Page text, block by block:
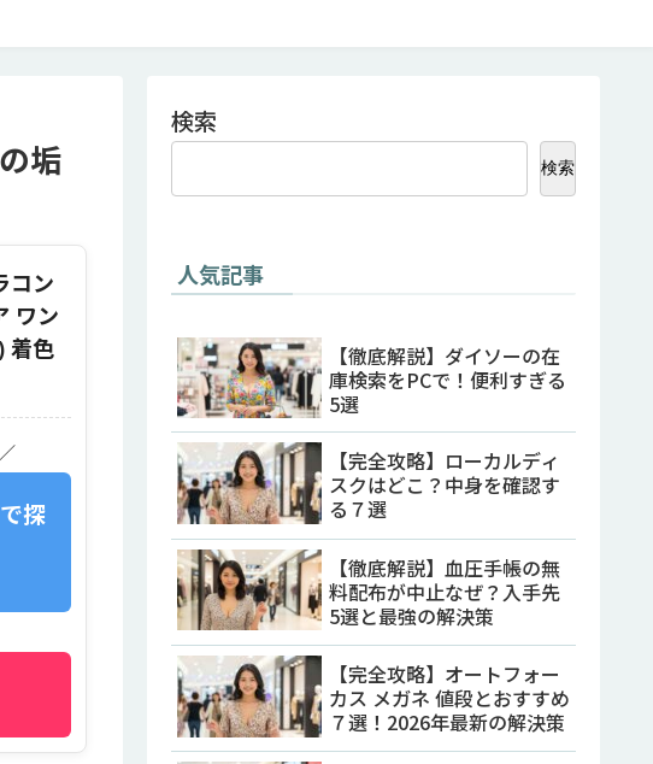
垢
コン
ワン
着色
探
検索
検索
人気記事
【徹底解説】ダイソーの在
庫検索をPCで！便利すぎる
5選
【完全攻略】ローカルディ
スクはどこ？中身を確認す
る７選
【徹底解説】血圧手帳の無
料配布が中止なぜ？入手先
5選と最強の解決策
【完全攻略】オートフォー
カス メガネ 値段とおすすめ
７選！2026年最新の解決策